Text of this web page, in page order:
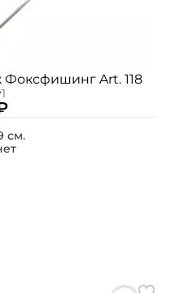
Фоксфишинг Art. 118
см.